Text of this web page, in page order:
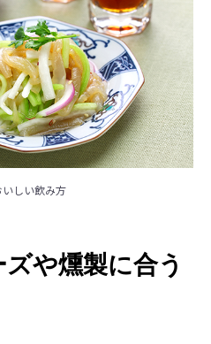
いしい飲み方
や燻製に合う